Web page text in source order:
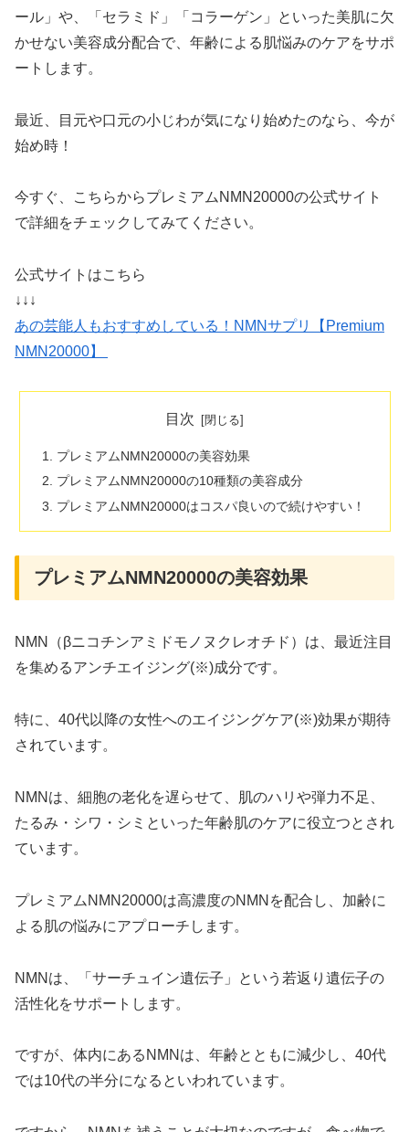
ール」や、「セラミド」「コラーゲン」といった美肌に欠
かせない美容成分配合で、年齢による肌悩みのケアをサポ
ートします。
最近、目元や口元の小じわが気になり始めたのなら、今が
始め時！
今すぐ、こちらからプレミアムNMN20000の公式サイト
で詳細をチェックしてみてください。
公式サイトはこちら
↓↓↓
あの芸能人もおすすめしている！NMNサプリ【Premium
NMN20000】
目次
プレミアムNMN20000の美容効果
プレミアムNMN20000の10種類の美容成分
プレミアムNMN20000はコスパ良いので続けやすい！
プレミアムNMN20000の美容効果
NMN（βニコチンアミドモノヌクレオチド）は、最近注目
を集めるアンチエイジング(※)成分です。
特に、40代以降の女性へのエイジングケア(※)効果が期待
されています。
NMNは、細胞の老化を遅らせて、肌のハリや弾力不足、
たるみ・シワ・シミといった年齢肌のケアに役立つとされ
ています。
プレミアムNMN20000は高濃度のNMNを配合し、加齢に
よる肌の悩みにアプローチします。
NMNは、「サーチュイン遺伝子」という若返り遺伝子の
活性化をサポートします。
ですが、体内にあるNMNは、年齢とともに減少し、40代
では10代の半分になるといわれています。